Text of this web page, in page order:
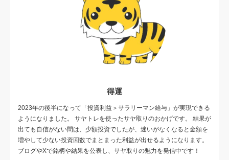
得運
2023年の後半になって「投資利益＞サラリーマン給与」が実現できる
ようになりました。 サヤトレを使ったサヤ取りのおかげです。 結果が
出ても自信がない間は、少額投資でしたが、迷いがなくなると金額を
増やして少ない投資回数でまとまった利益が出せるようになります。
ブログやXで銘柄や結果を公表し、サヤ取りの魅力を発信中です！